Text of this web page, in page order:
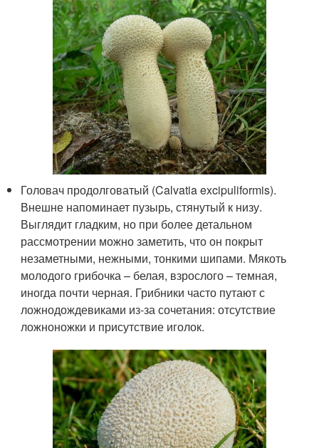
Головач продолговатый (Calvatia excipuliformis).
Внешне напоминает пузырь, стянутый к низу.
Выглядит гладким, но при более детальном
рассмотрении можно заметить, что он покрыт
незаметными, нежными, тонкими шипами. Мякоть
молодого грибочка – белая, взрослого – темная,
иногда почти черная. Грибники часто путают с
ложнодождевиками из-за сочетания: отсутствие
ложноножки и присутствие иголок.